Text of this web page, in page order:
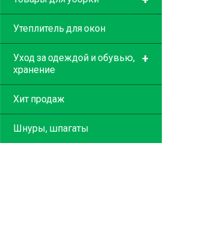
Утеплитель для окон
+
Уход за одеждой и обувью,
хранение
Хит продаж
Шнуры, шпагаты